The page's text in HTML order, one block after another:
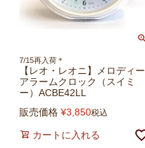
7/15再入荷＊
【レオ・レオニ】メロディー
アラームクロック（スイミ
ー）ACBE42LL
販売価格 ¥3,850税込
カートに入れる